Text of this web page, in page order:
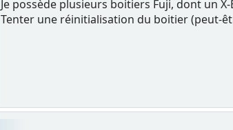
Je possède plusieurs boitiers Fuji, dont un
Tenter une réinitialisation du boitier (peut-